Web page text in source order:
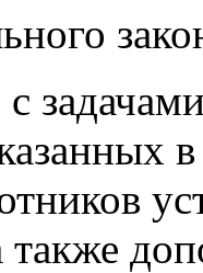
с
также